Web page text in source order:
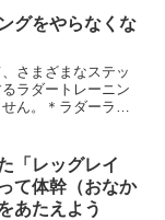
いのと同じです。
子シャ...
グをやらなくな
さまざまなステッ
ラダートレーニン
ん。＊ラダーラダ
とです。はしごの
ざまな...
「レッグレイ
て体幹（おなか
あたえよう